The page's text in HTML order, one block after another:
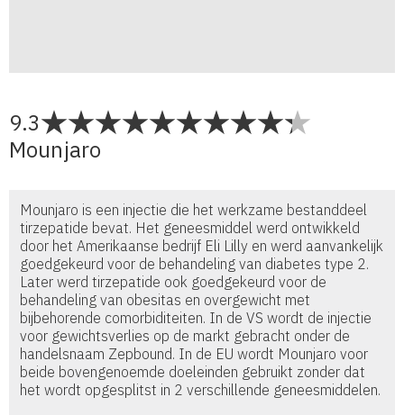
9.3
Mounjaro
Mounjaro is een injectie die het werkzame bestanddeel
tirzepatide bevat. Het geneesmiddel werd ontwikkeld
door het Amerikaanse bedrijf Eli Lilly en werd aanvankelijk
goedgekeurd voor de behandeling van diabetes type 2.
Later werd tirzepatide ook goedgekeurd voor de
behandeling van obesitas en overgewicht met
bijbehorende comorbiditeiten. In de VS wordt de injectie
voor gewichtsverlies op de markt gebracht onder de
handelsnaam Zepbound. In de EU wordt Mounjaro voor
beide bovengenoemde doeleinden gebruikt zonder dat
het wordt opgesplitst in 2 verschillende geneesmiddelen.